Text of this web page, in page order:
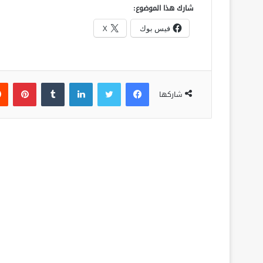
شارك هذا الموضوع:
فيس بوك X
شاركها
فيسبوك لينكدإن بينتيريست